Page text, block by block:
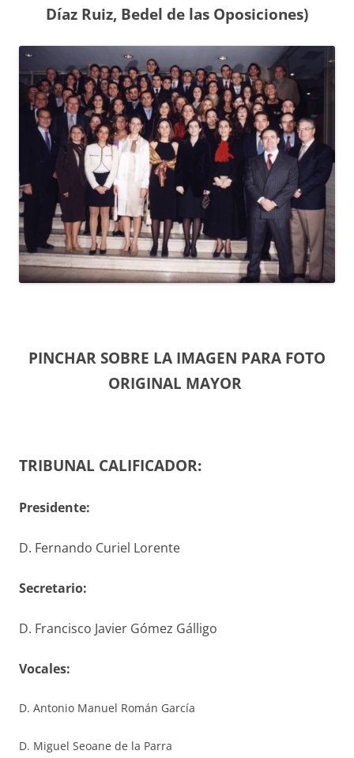
Díaz Ruiz, Bedel de las Oposiciones)
PINCHAR SOBRE LA IMAGEN PARA FOTO
ORIGINAL MAYOR
TRIBUNAL CALIFICADOR:
Presidente:
D. Fernando Curiel Lorente
Secretario:
D. Francisco Javier Gómez Gálligo
Vocales:
D. Antonio Manuel Román García
D. Miguel Seoane de la Parra